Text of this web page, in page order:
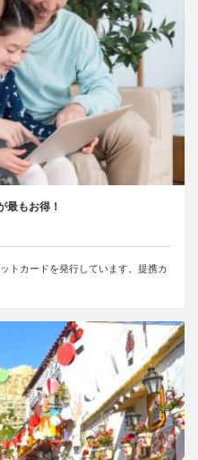
最もお得！
トカードを発行しています。提携カ